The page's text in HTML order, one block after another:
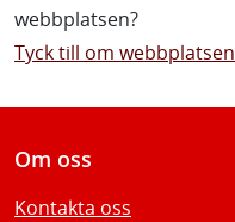
webbplatsen?
Tyck till om webbplatsen
Om oss
Kontakta oss